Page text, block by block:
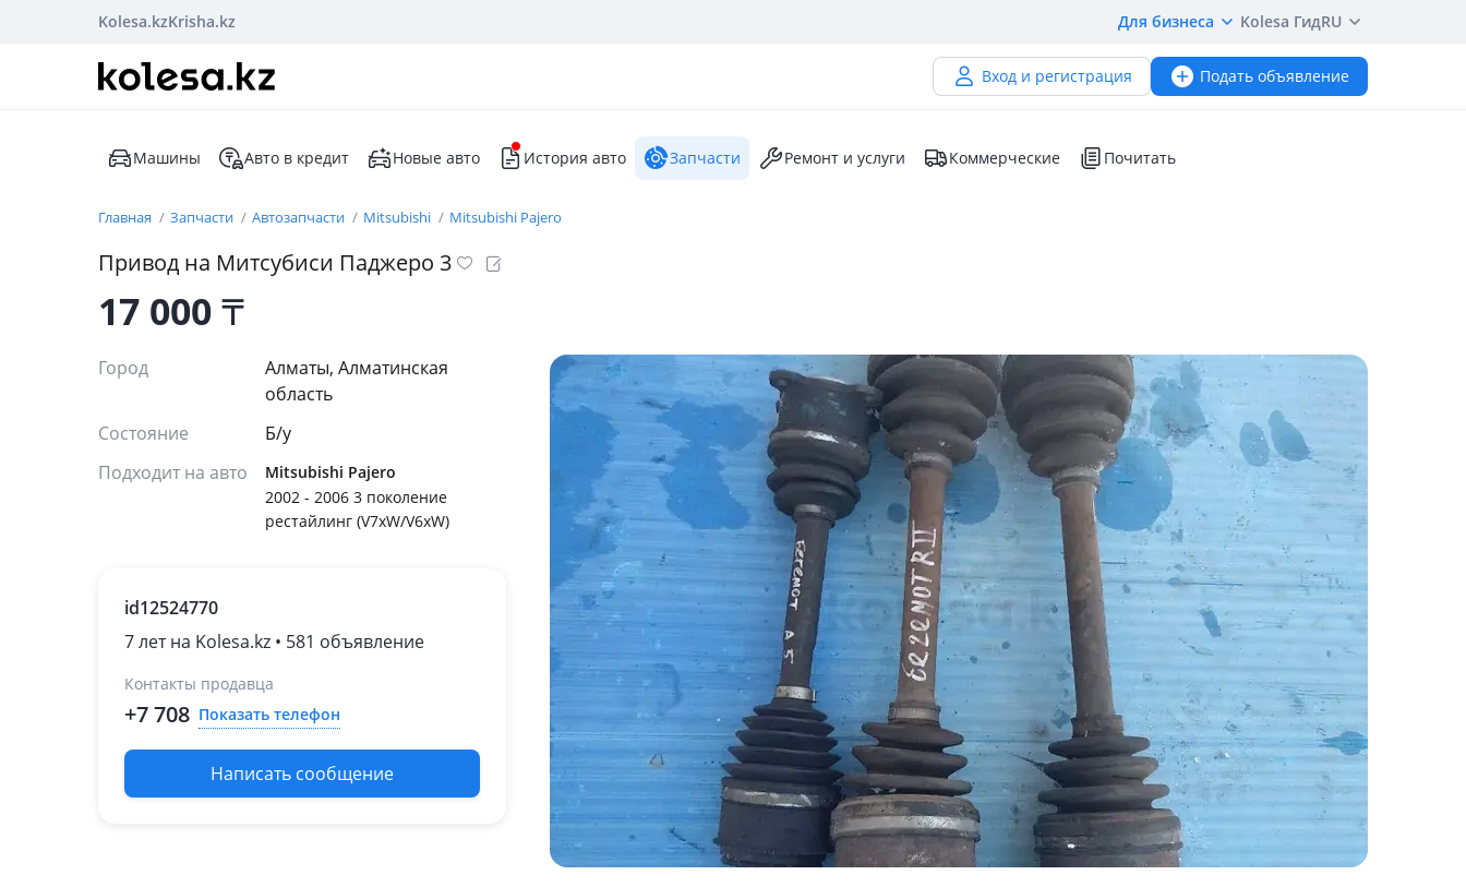
Kolesa.kzKrisha.kz Для бизнеса Kolesa ГидRU
Вход и регистрация Подать объявление
Машины Авто в кредит Новые авто История авто Запчасти Ремонт и услуги Коммерческие Почитать
Главная Запчасти Автозапчасти Mitsubishi Mitsubishi Pajero
Привод на Митсубиси Паджеро 3
17 000₸
Город
Алматы, Алматинская
область
Состояние
Б/y
Подходит на авто
Mitsubishi Pajero
2002 - 2006 3 поколение
рестайлинг (V7xW/V6xW)
id12524770
7 лет на Kolesa.kz • 581 объявление
Контакты продавца
+7 708 Показать телефон
Написать сообщение